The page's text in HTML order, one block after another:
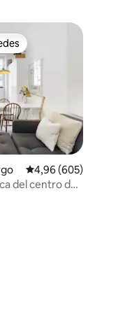
más destacados
Calificación promedio:
4,96 (605)
del centro de